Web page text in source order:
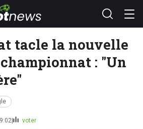
tacle la nouvelle
: "Un
voter